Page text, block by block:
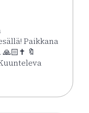
Paikkana
🔖
rukoushetket